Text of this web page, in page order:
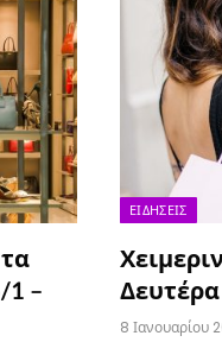
1 –
ΕΙΔΉΣΕΙΣ
Δευτέρα
8 Ιανουαρίου